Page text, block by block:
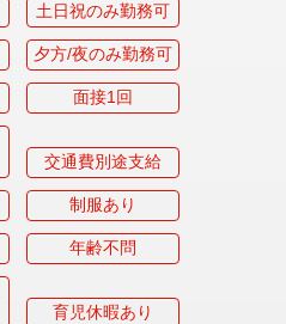
土日祝のみ勤務可
夕方/夜のみ勤務可
面接1回
交通費別途支給
制服あり
年齢不問
育児休暇あり